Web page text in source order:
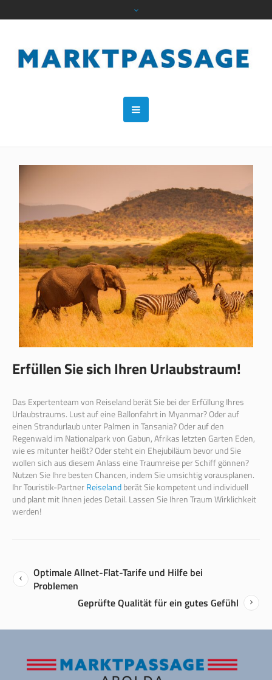
Erfüllen Sie sich Ihren Urlaubstraum!
Das Expertenteam von Reiseland berät Sie bei der Erfüllung Ihres
Urlaubstraums. Lust auf eine Ballonfahrt in Myanmar? Oder auf
einen Strandurlaub unter Palmen in Tansania? Oder auf den
Regenwald im Nationalpark von Gabun, Afrikas letzten Garten Eden,
wie es mitunter heißt? Oder steht ein Ehejubiläum bevor und Sie
wollen sich aus diesem Anlass eine Traumreise per Schiff gönnen?
Nutzen Sie Ihre besten Chancen, indem Sie umsichtig vorausplanen.
Ihr Touristik-PartnerReiselandberät Sie kompetent und individuell
und plant mit Ihnen jedes Detail. Lassen Sie Ihren Traum Wirklichkeit
werden!
Optimale Allnet-Flat-Tarife und Hilfe bei
Problemen
Geprüfte Qualität für ein gutes Gefühl